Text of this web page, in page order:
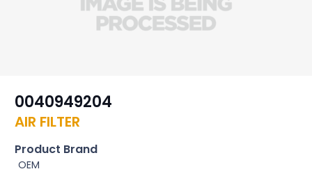
0040949204
AIR FILTER
Product Brand
OEM